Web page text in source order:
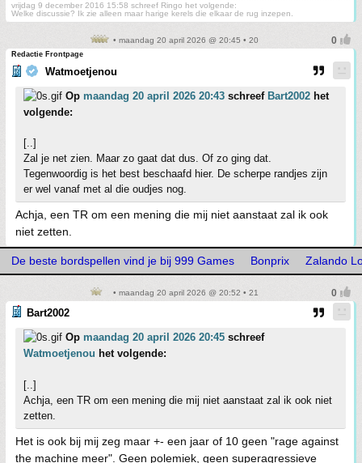
vrijdag 9 december 2016 15:58 schreef Ringo het volgende:
Welke discussie? Ik zie alleen maar harige kerels die elkaar de rug inzepen.
• maandag 20 april 2026 @ 20:45 • 20
Redactie Frontpage
Watmoetjenou
Op maandag 20 april 2026 20:43 schreef Bart2002 het
volgende:
[..]
Zal je net zien. Maar zo gaat dat dus. Of zo ging dat.
Tegenwoordig is het best beschaafd hier. De scherpe randjes zijn
er wel vanaf met al die oudjes nog.
Achja, een TR om een mening die mij niet aanstaat zal ik ook
niet zetten.
De beste bordspellen vind je bij 999 Games Bonprix Zalando
• maandag 20 april 2026 @ 20:52 • 21
Bart2002
Op maandag 20 april 2026 20:45 schreef
Watmoetjenou het volgende:
[..]
Achja, een TR om een mening die mij niet aanstaat zal ik ook niet
zetten.
Het is ook bij mij zeg maar +- een jaar of 10 geen "rage against
the machine meer". Geen polemiek, geen superagressieve